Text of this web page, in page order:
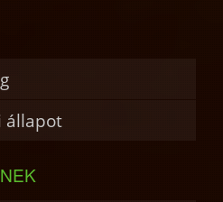
állapot